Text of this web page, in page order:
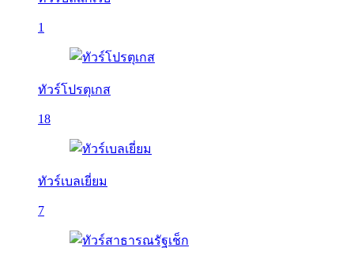
1
ทัวร์โปรตุเกส
18
ทัวร์เบลเยี่ยม
7